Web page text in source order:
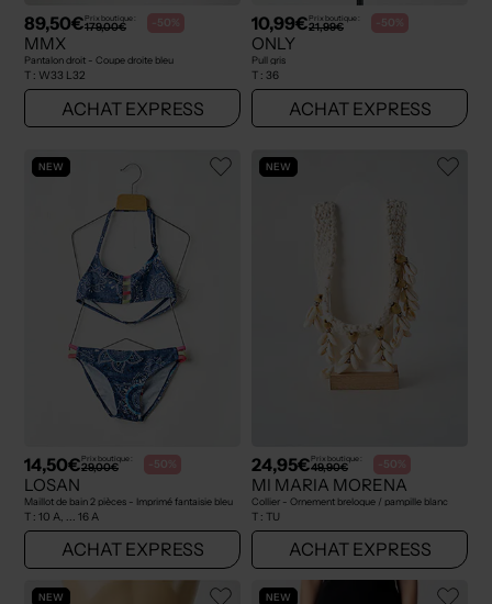
89,50€Prix boutique :
179,00€ -50%
MMX
Pantalon droit - Coupe droite bleu
T : W33 L32
ACHAT EXPRESS
10,99€Prix boutique :
21,99€ -50%
ONLY
Pull gris
T : 36
ACHAT EXPRESS
NEW
14,50€Prix boutique :
29,00€ -50%
LOSAN
Maillot de bain 2 pièces - Imprimé fantaisie bleu
T : 10 A, ... 16 A
ACHAT EXPRESS
NEW
24,95€Prix boutique :
49,90€ -50%
MI MARIA MORENA
Collier - Ornement breloque / pampille blanc
T : TU
ACHAT EXPRESS
NEW NEW